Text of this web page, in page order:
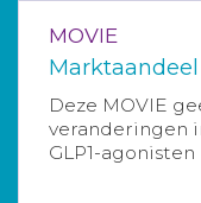
MOVIE
Marktaandeel
Deze MOVIE
veranderingen
GLP1-agonisten